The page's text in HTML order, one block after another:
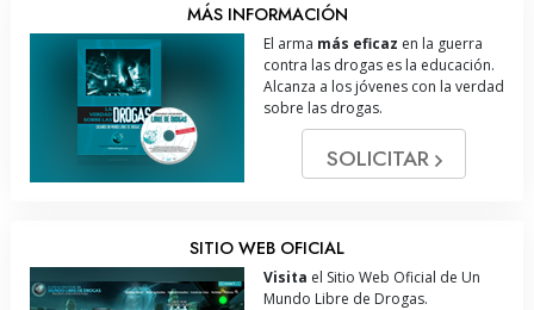
MÁS INFORMACIÓN
El arma más eficaz en la guerra
contra las drogas es la educación.
Alcanza a los jóvenes con la verdad
sobre las drogas.
SOLICITAR
SITIO WEB OFICIAL
Visita el Sitio Web Oficial de Un
Mundo Libre de Drogas.